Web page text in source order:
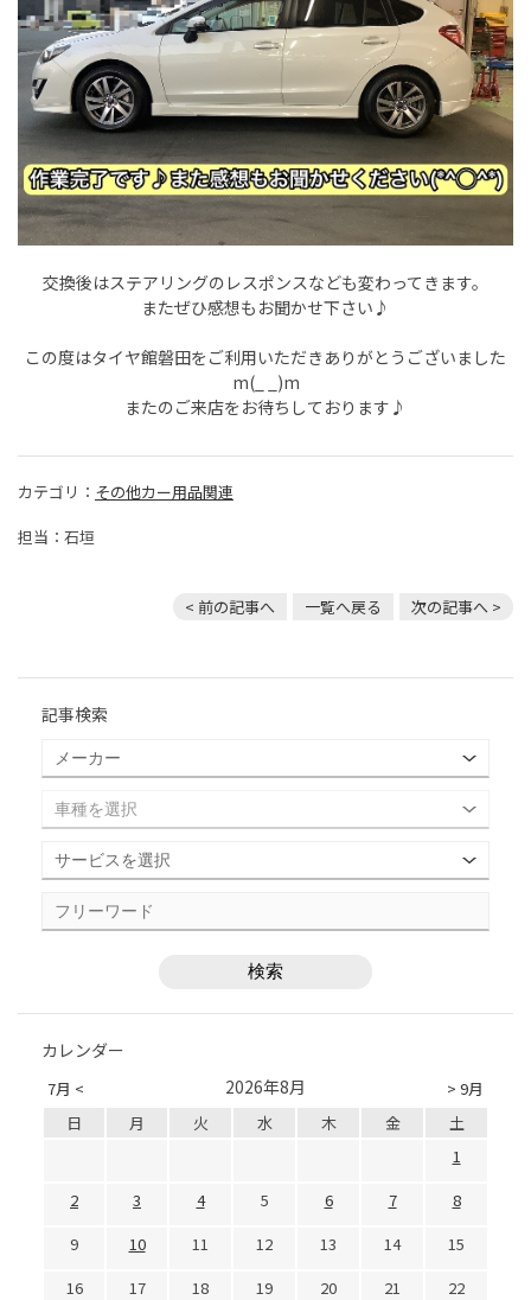
交換後はステアリングのレスポンスなども変わってきます。
またぜひ感想もお聞かせ下さい♪
この度はタイヤ館磐田をご利用いただきありがとうございました
m(_ _)m
またのご来店をお待ちしております♪
カテゴリ： その他カー用品関連
担当：石垣
< 前の記事へ 一覧へ戻る 次の記事へ >
記事検索
カレンダー
7月 < > 9月
2026年8月
日 月 火 水 木 金
土
1
2
3 4 5 6 7
8
9
10 11 12 13 14
15
16
17 18 19 20 21
22